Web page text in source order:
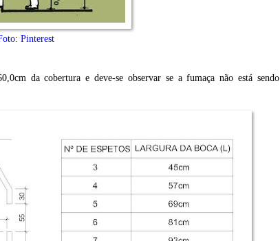
Pinterest
da cobertura e deve-se observar se a fumaça não está sendo